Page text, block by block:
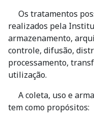
Os tratamentos
realizados pela
armazenamento,
controle, difusão,
processamento,
utilização.
A coleta, uso e
tem como propósitos: